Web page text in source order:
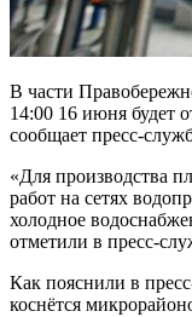
В части
14:00 16 июня будет
сообщает пресс-
«Для производства
работ на сетях
холодное
отметили в пресс-
Как пояснили в
коснётся